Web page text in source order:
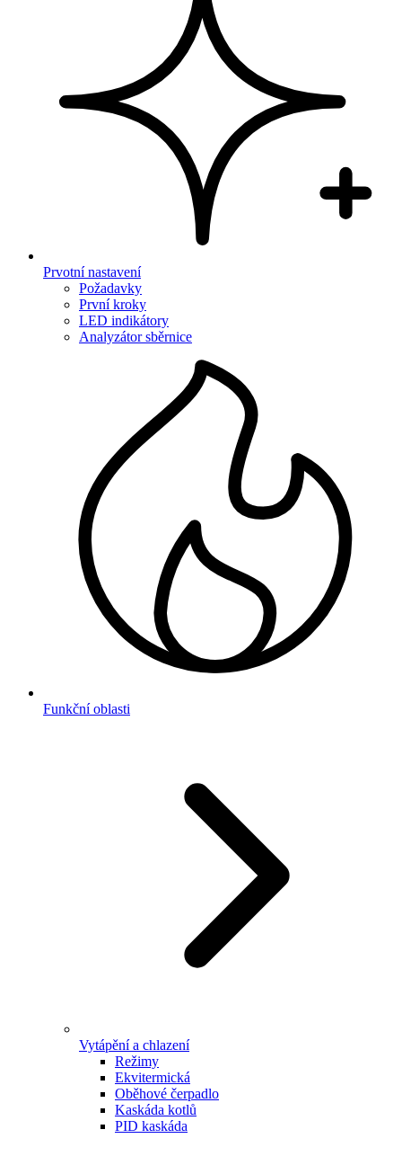
Prvotní nastavení
Požadavky
První kroky
LED indikátory
Analyzátor sběrnice
Funkční oblasti
Vytápění a chlazení
Režimy
Ekvitermická
Oběhové čerpadlo
Kaskáda kotlů
PID kaskáda